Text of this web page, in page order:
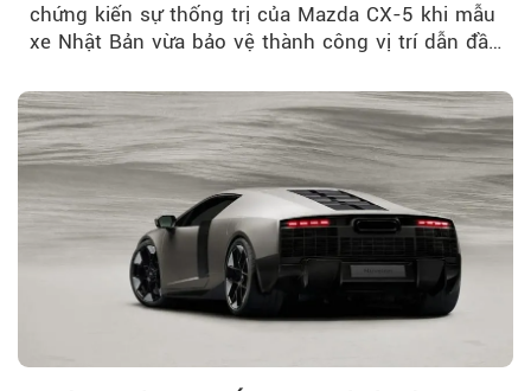
chứng kiến sự thống trị của Mazda CX-5 khi mẫu
xe Nhật Bản vừa bảo vệ thành công vị trí dẫn đầu